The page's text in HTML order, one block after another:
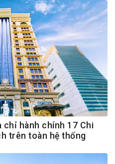
chỉ hành chính 17 Chi
trên toàn hệ thống